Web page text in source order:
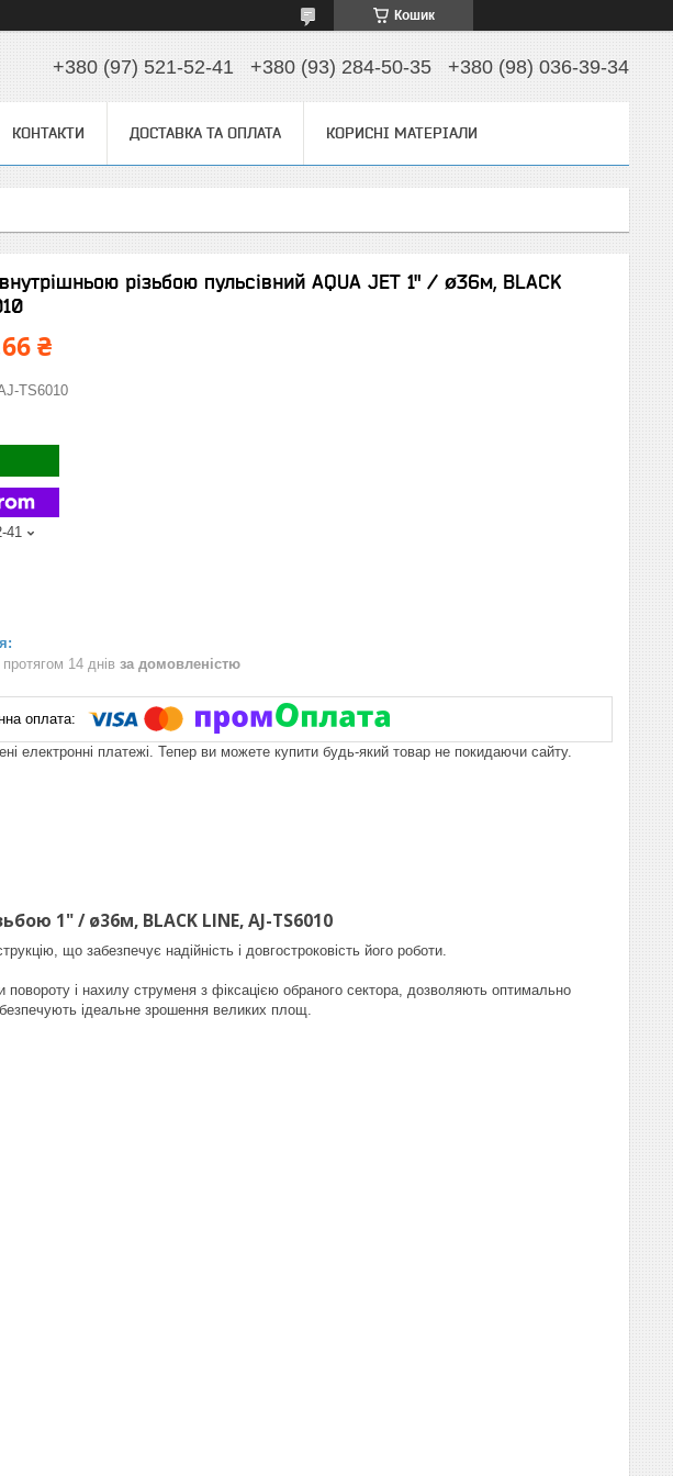
Кошик
+380 (97) 521-52-41 +380 (93) 284-50-35 +380 (98) 036-39-34
КОНТАКТИ ДОСТАВКА ТА ОПЛАТА КОРИСНІ МАТЕРІАЛИ
різьбою пульсівний AQUA JET 1" / ø36м, BLACK
₴
TS6010
41
14 днів за домовленістю
електронні платежі. Тепер ви можете купити будь-який товар не покидаючи сайту.
1" / ø36м, BLACK LINE, AJ-TS6010
що забезпечує надійність і довгостроковість його роботи.
і нахилу струменя з фіксацією обраного сектора, дозволяють оптимально
ідеальне зрошення великих площ.